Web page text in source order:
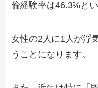
倫経験率は46.3%と
女性の2人に1人が浮
うことになります。